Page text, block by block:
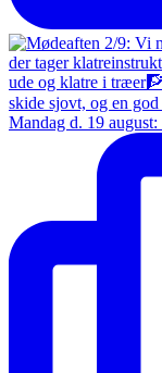
Mandag d. 19